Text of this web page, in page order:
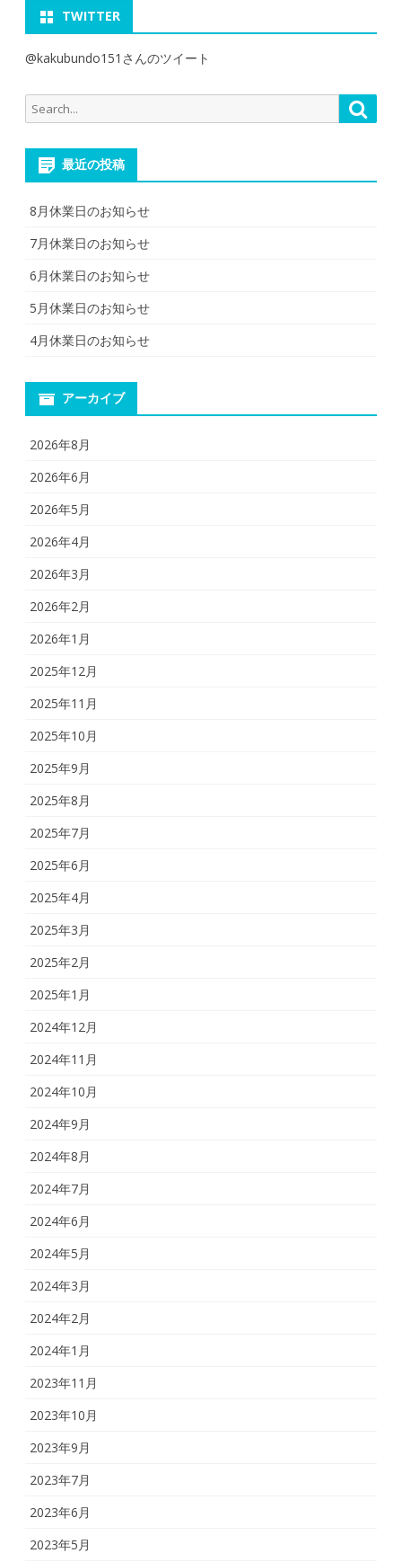
TWITTER
@kakubundo151さんのツイート
Search
for:
最近の投稿
8月休業日のお知らせ
7月休業日のお知らせ
6月休業日のお知らせ
5月休業日のお知らせ
4月休業日のお知らせ
アーカイブ
2026年8月
2026年6月
2026年5月
2026年4月
2026年3月
2026年2月
2026年1月
2025年12月
2025年11月
2025年10月
2025年9月
2025年8月
2025年7月
2025年6月
2025年4月
2025年3月
2025年2月
2025年1月
2024年12月
2024年11月
2024年10月
2024年9月
2024年8月
2024年7月
2024年6月
2024年5月
2024年3月
2024年2月
2024年1月
2023年11月
2023年10月
2023年9月
2023年7月
2023年6月
2023年5月